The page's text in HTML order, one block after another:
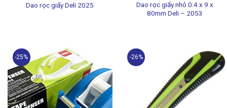
Dao rọc giấy Deli 2025
Dao rọc giấy nhỏ 0.4 x 9 x
80mm Deli – 2053
-25% -26%